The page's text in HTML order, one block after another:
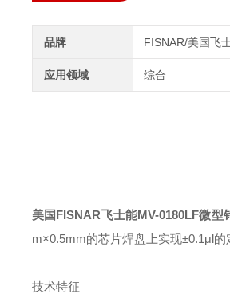
品牌 FISNAR/美国飞
应用领域 综合
美国FISNAR飞士能MV-0180LF微型
m×0.5mm的芯片焊盘上实现±0.1μl
技术特征‌